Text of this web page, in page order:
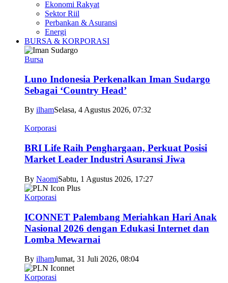
Ekonomi Rakyat
Sektor Riil
Perbankan & Asuransi
Energi
BURSA & KORPORASI
Bursa
Luno Indonesia Perkenalkan Iman Sudargo
Sebagai ‘Country Head’
By ilhamSelasa, 4 Agustus 2026, 07:32
Korporasi
BRI Life Raih Penghargaan, Perkuat Posisi
Market Leader Industri Asuransi Jiwa
By NaomiSabtu, 1 Agustus 2026, 17:27
Korporasi
ICONNET Palembang Meriahkan Hari Anak
Nasional 2026 dengan Edukasi Internet dan
Lomba Mewarnai
By ilhamJumat, 31 Juli 2026, 08:04
Korporasi